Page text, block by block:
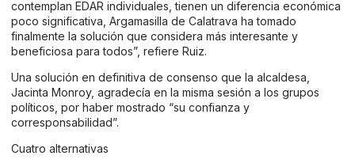
contemplan EDAR individuales, tienen un diferencia económica
poco significativa, Argamasilla de Calatrava ha tomado
finalmente la solución que considera más interesante y
beneficiosa para todos”, refiere Ruiz.
Una solución en definitiva de consenso que la alcaldesa,
Jacinta Monroy, agradecía en la misma sesión a los grupos
políticos, por haber mostrado “su confianza y
corresponsabilidad”.
Cuatro alternativas